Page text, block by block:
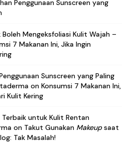
Penggunaan Sunscreen yang
Mengeksfoliasi Kulit Wajah –
7 Makanan Ini, Jika Ingin
Sunscreen yang Paling
on Konsumsi 7 Makanan Ini,
Kulit Kering
Terbaik untuk Kulit Rentan
on Takut Gunakan Makeupsaat
Tak Masalah!